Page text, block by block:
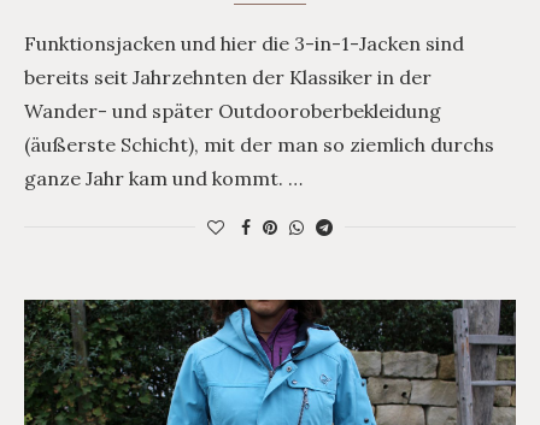
Funktionsjacken und hier die 3-in-1-Jacken sind
bereits seit Jahrzehnten der Klassiker in der
Wander- und später Outdooroberbekleidung
(äußerste Schicht), mit der man so ziemlich durchs
ganze Jahr kam und kommt. …